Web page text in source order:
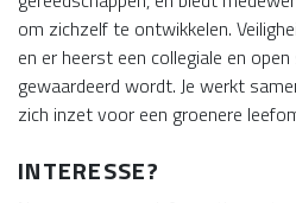
om zichzelf te ontwikkelen.
en er heerst een collegiale en
gewaardeerd wordt. Je werkt
zich inzet voor een groenere
INTERESSE?